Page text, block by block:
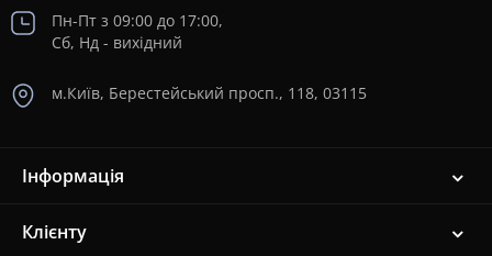
Пн-Пт з 09:00 до 17:00,
Сб, Нд - вихідний
м.Київ, Берестейський просп., 118, 03115
Інформація
Клієнту